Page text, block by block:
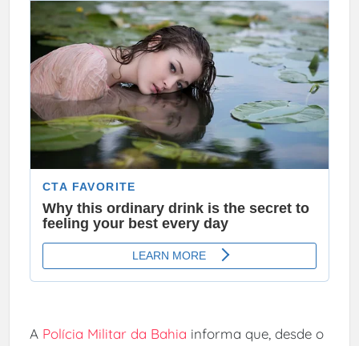
A Polícia Militar da Bahia informa que, desde o